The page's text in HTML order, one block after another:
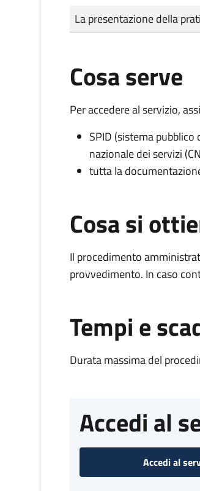
Tipo di pagamento
Importo
La presentazione della
Cosa serve
Per accedere al servizio,
SPID (sistema
nazionale dei servizi
tutta la
Cosa si
Il procedimento
provvedimento. In caso
Tempi e
Durata massima del
Accedi al
Accedi al